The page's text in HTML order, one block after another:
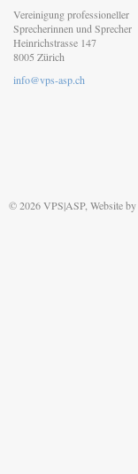
Vereinigung professioneller
Sprecherinnen und Sprecher
Heinrichstrasse 147
8005 Zürich
info@vps-asp.ch
© 2026 VPS|ASP, Website by